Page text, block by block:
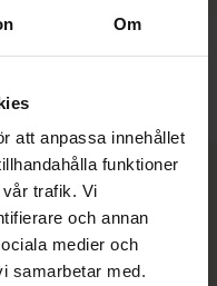
Om
att anpassa innehållet
funktioner
trafik. Vi
och annan
medier och
samarbetar med.
STORLEKAR